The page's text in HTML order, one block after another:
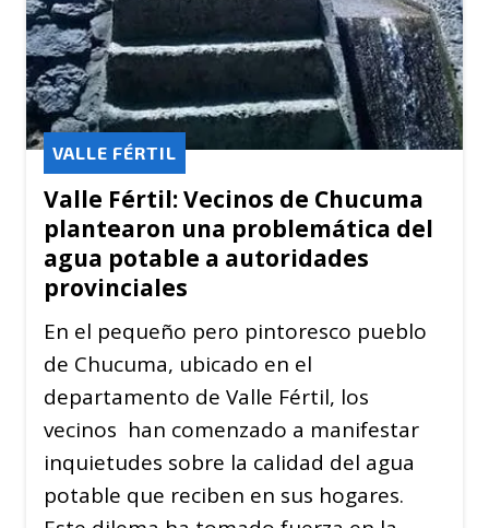
Valle Fértil: Vecinos de Chucuma
plantearon una problemática del
agua potable a autoridades
provinciales
VALLE FÉRTIL
En el pequeño pero pintoresco pueblo
de Chucuma, ubicado en el
departamento de Valle Fértil, los
vecinos han comenzado a manifestar
inquietudes sobre la calidad del agua
potable que reciben en sus hogares.